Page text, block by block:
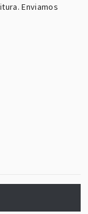
Enviamos